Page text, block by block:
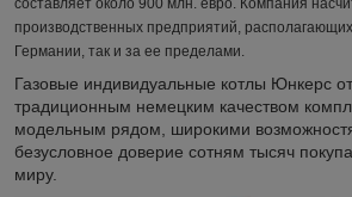
производственных предприятий,
Германии, так и за ее пределами.
Газовые индивидуальные котлы Юнкерс
традиционным немецким качеством
модельным рядом, широкими
безусловное доверие сотням тысяч
миру.